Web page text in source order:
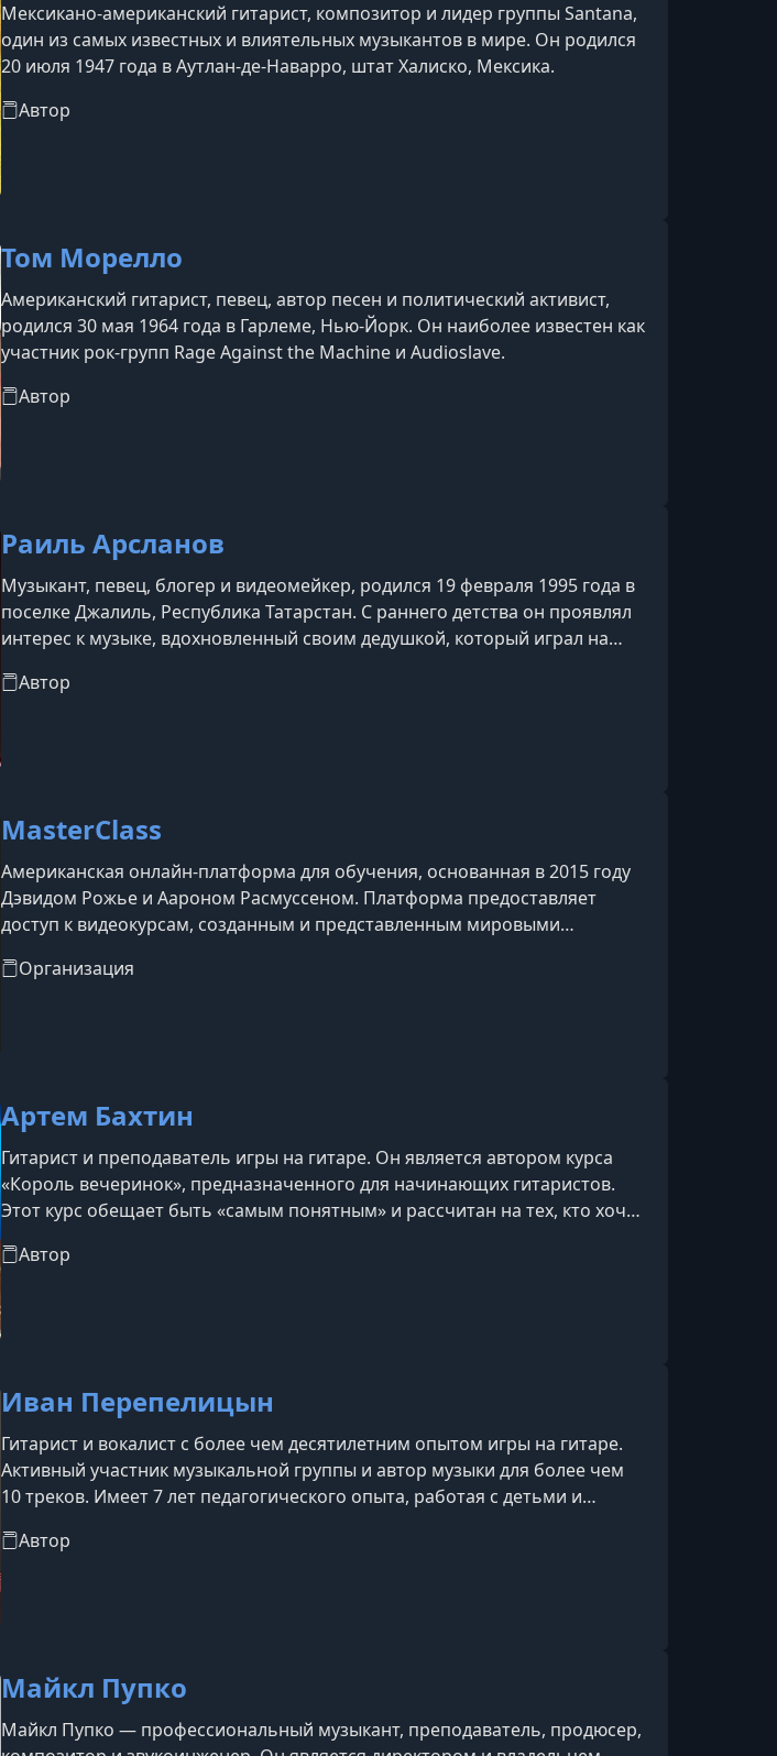
Мексикано-американский гитарист, композитор и лидер группы Santana,
один из самых известных и влиятельных музыкантов в мире. Он родился
20 июля 1947 года в Аутлан-де-Наварро, штат Халиско, Мексика.
Автор
Том Морелло
Американский гитарист, певец, автор песен и политический активист,
родился 30 мая 1964 года в Гарлеме, Нью-Йорк. Он наиболее известен как
участник рок-групп Rage Against the Machine и Audioslave.
Автор
Раиль Арсланов
Музыкант, певец, блогер и видеомейкер, родился 19 февраля 1995 года в
поселке Джалиль, Республика Татарстан. С раннего детства он проявлял
интерес к музыке, вдохновленный своим дедушкой, который играл на
а позже самостоятельно освоил гитару и губную гармошку,
Автор
MasterClass
Американская онлайн-платформа для обучения, основанная в 2015 году
Дэвидом Рожье и Аароном Расмуссеном. Платформа предоставляет
доступ к видеокурсам, созданным и представленным мировыми
платформы:Преподаватели: Среди инструкторов — известные личности,
Организация
Артем Бахтин
Гитарист и преподаватель игры на гитаре. Он является автором курса
«Король вечеринок», предназначенного для начинающих гитаристов.
Этот курс обещает быть «самым понятным» и рассчитан на тех, кто хочет
Автор
Иван Перепелицын
Гитарист и вокалист с более чем десятилетним опытом игры на гитаре.
Активный участник музыкальной группы и автор музыки для более чем
10 треков. Имеет 7 лет педагогического опыта, работая с детьми и
профессиональные навыки.
Автор
Майкл Пупко
Майкл Пупко — профессиональный музыкант, преподаватель, продюсер,